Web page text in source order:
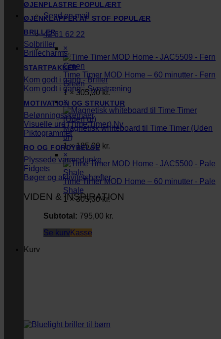
Send en mail
42 61 62 22
×
Time Timer MOD Home – 60 minutter - Fern
Green
1 ×305,00kr.
×
Magnetisk whiteboard til Time Timer (Uden
ur)
1 ×185,00 kr.
×
Time Timer MOD Home – 60 minutter - Pale
Shale
1 ×305,00kr.
Subtotal: 795,00 kr.
Se kurvKasse
Kurv
ØJENPLASTRE
ØJENKLAPPER AF STOF
BRILLER
Solbriller
Brillecharms
STARTPAKKER
Kom godt i gang - Briller
Kom godt i gang - Synstræning
MOTIVATION OG STRUKTUR
Belønningsskemaer
Visuelle ure (Time Timer)
Piktogrammer
RO OG FORDYBELSE
Plyssede varmedunke
Fidgets
Bøger og aktivitetshæfter
VIDEN & INSPIRATION